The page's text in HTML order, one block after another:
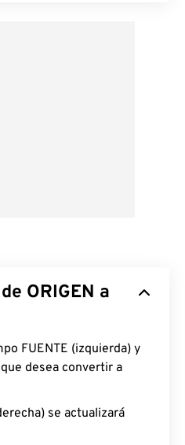
ORIGEN a
FUENTE (izquierda) y
desea convertir a
se actualizará